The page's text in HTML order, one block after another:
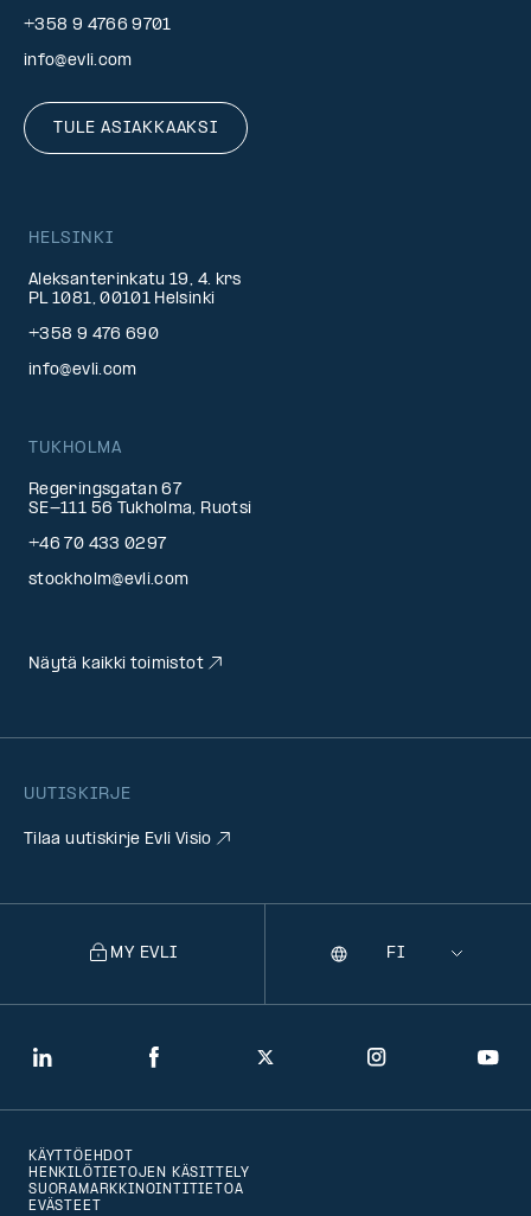
+358 9 4766 9701
info@evli.com
TULE ASIAKKAAKSI
UUTISKIRJE
Tilaa uutiskirje Evli Visio
HELSINKI
Aleksanterinkatu 19, 4. krs
PL 1081, 00101 Helsinki
+358 9 476 690
info@evli.com
TUKHOLMA
Regeringsgatan 67
SE-111 56 Tukholma, Ruotsi
+46 70 433 0297
stockholm@evli.com
Näytä kaikki toimistot
LinkedIn Facebook Twitter Instagram
MY EVLI
Selecting
Kieli
KÄYTTÖEHDOT
HENKILÖTIETOJEN KÄSITTELY
SUORAMARKKINOINTITIETOA
EVÄSTEET